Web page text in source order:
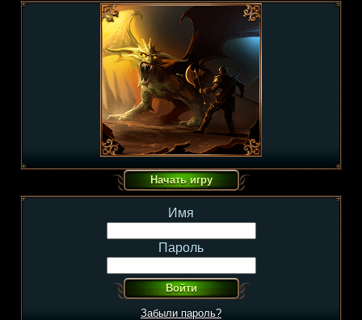
Имя
Пароль
Забыли пароль?